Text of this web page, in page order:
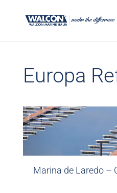
Europa
Marina de Laredo –